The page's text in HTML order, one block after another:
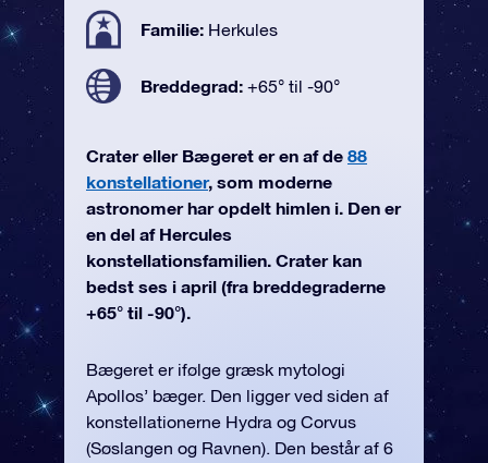
Familie: Herkules
Breddegrad: +65° til -90°
Crater eller Bægeret er en af de 88
konstellationer, som moderne
astronomer har opdelt himlen i. Den er
en del af Hercules
konstellationsfamilien. Crater kan
bedst ses i april (fra breddegraderne
+65° til -90°).
Bægeret er ifølge græsk mytologi
Apollos’ bæger. Den ligger ved siden af
konstellationerne Hydra og Corvus
(Søslangen og Ravnen). Den består af 6